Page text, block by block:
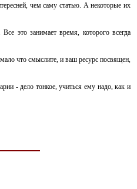
чем саму статью. А некоторые их
это занимает время, которого всегда
что смыслите, и ваш ресурс посвящен,
- дело тонкое, учиться ему надо, как и